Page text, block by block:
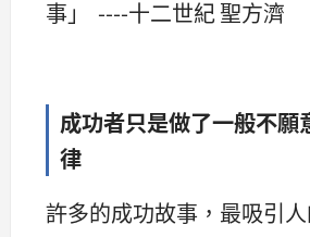
事」 ----十二世紀 聖方濟
成功者只是做了一般不願
律
許多的成功故事，最吸引人